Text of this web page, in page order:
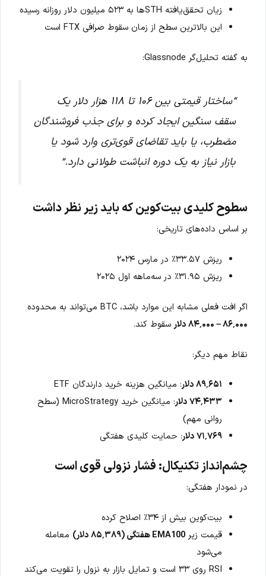
زیان تحقق‌یافته STHها به ۵۲۳ میلیون دلار روزانه رسیده
این بالاترین سطح از زمان سقوط صرافی FTX است
به گفته تحلیل‌گر Glassnode:
“ساختار قیمتی بین ۱۰۶ تا ۱۱۸ هزار دلار یک
سقف سنگین ایجاد کرده و برای جذب فروشندگان
مضطرب، یا باید تقاضای قوی‌تری وارد شود یا
بازار نیاز به یک دوره انباشت طولانی دارد.”
سطوح کلیدی بیت‌کوین که باید زیر نظر داشت
بر اساس داده‌های تاریخی:
ریزش ۳۳.۵۷٪ در مارس ۲۰۲۴
ریزش ۳۱.۹۵٪ در سه‌ماهه اول ۲۰۲۵
اگر افت فعلی مشابه این موارد باشد، BTC می‌تواند به محدوده
۸۶٬۰۰۰ – ۸۴٬۰۰۰ دلار
سقوط کند.
نقاط مهم دیگر:
۸۹٬۶۵۱ دلار
: میانگین هزینه خرید دارندگان ETF
۷۴٬۴۳۳ دلار
: میانگین خرید MicroStrategy (سطح
روانی مهم)
۷۱٬۷۶۹ دلار
: حمایت کلیدی هفتگی
چشم‌انداز تکنیکال: فشار نزولی قوی است
در نمودار هفتگی:
بیت‌کوین بیش از ۳۴٪ اصلاح کرده
قیمت زیرEMA100 هفتگی (۸۵٬۳۸۹ دلار)
معامله
می‌شود
RSI روی ۳۳ است و تمایل بازار به نزول را تقویت می‌کند